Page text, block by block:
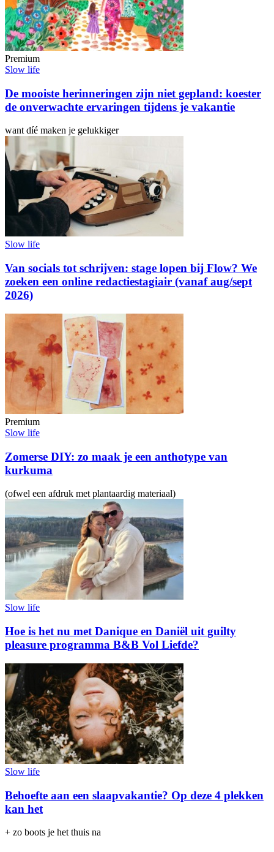
Premium
Slow life
De mooiste herinneringen zijn niet gepland: koester
de onverwachte ervaringen tijdens je vakantie
want díé maken je gelukkiger
Slow life
Van socials tot schrijven: stage lopen bij Flow? We
zoeken een online redactiestagiair (vanaf aug/sept
2026)
Premium
Slow life
Zomerse DIY: zo maak je een anthotype van
kurkuma
(ofwel een afdruk met plantaardig materiaal)
Slow life
Hoe is het nu met Danique en Daniël uit guilty
pleasure programma B&B Vol Liefde?
Slow life
Behoefte aan een slaapvakantie? Op deze 4 plekken
kan het
+ zo boots je het thuis na